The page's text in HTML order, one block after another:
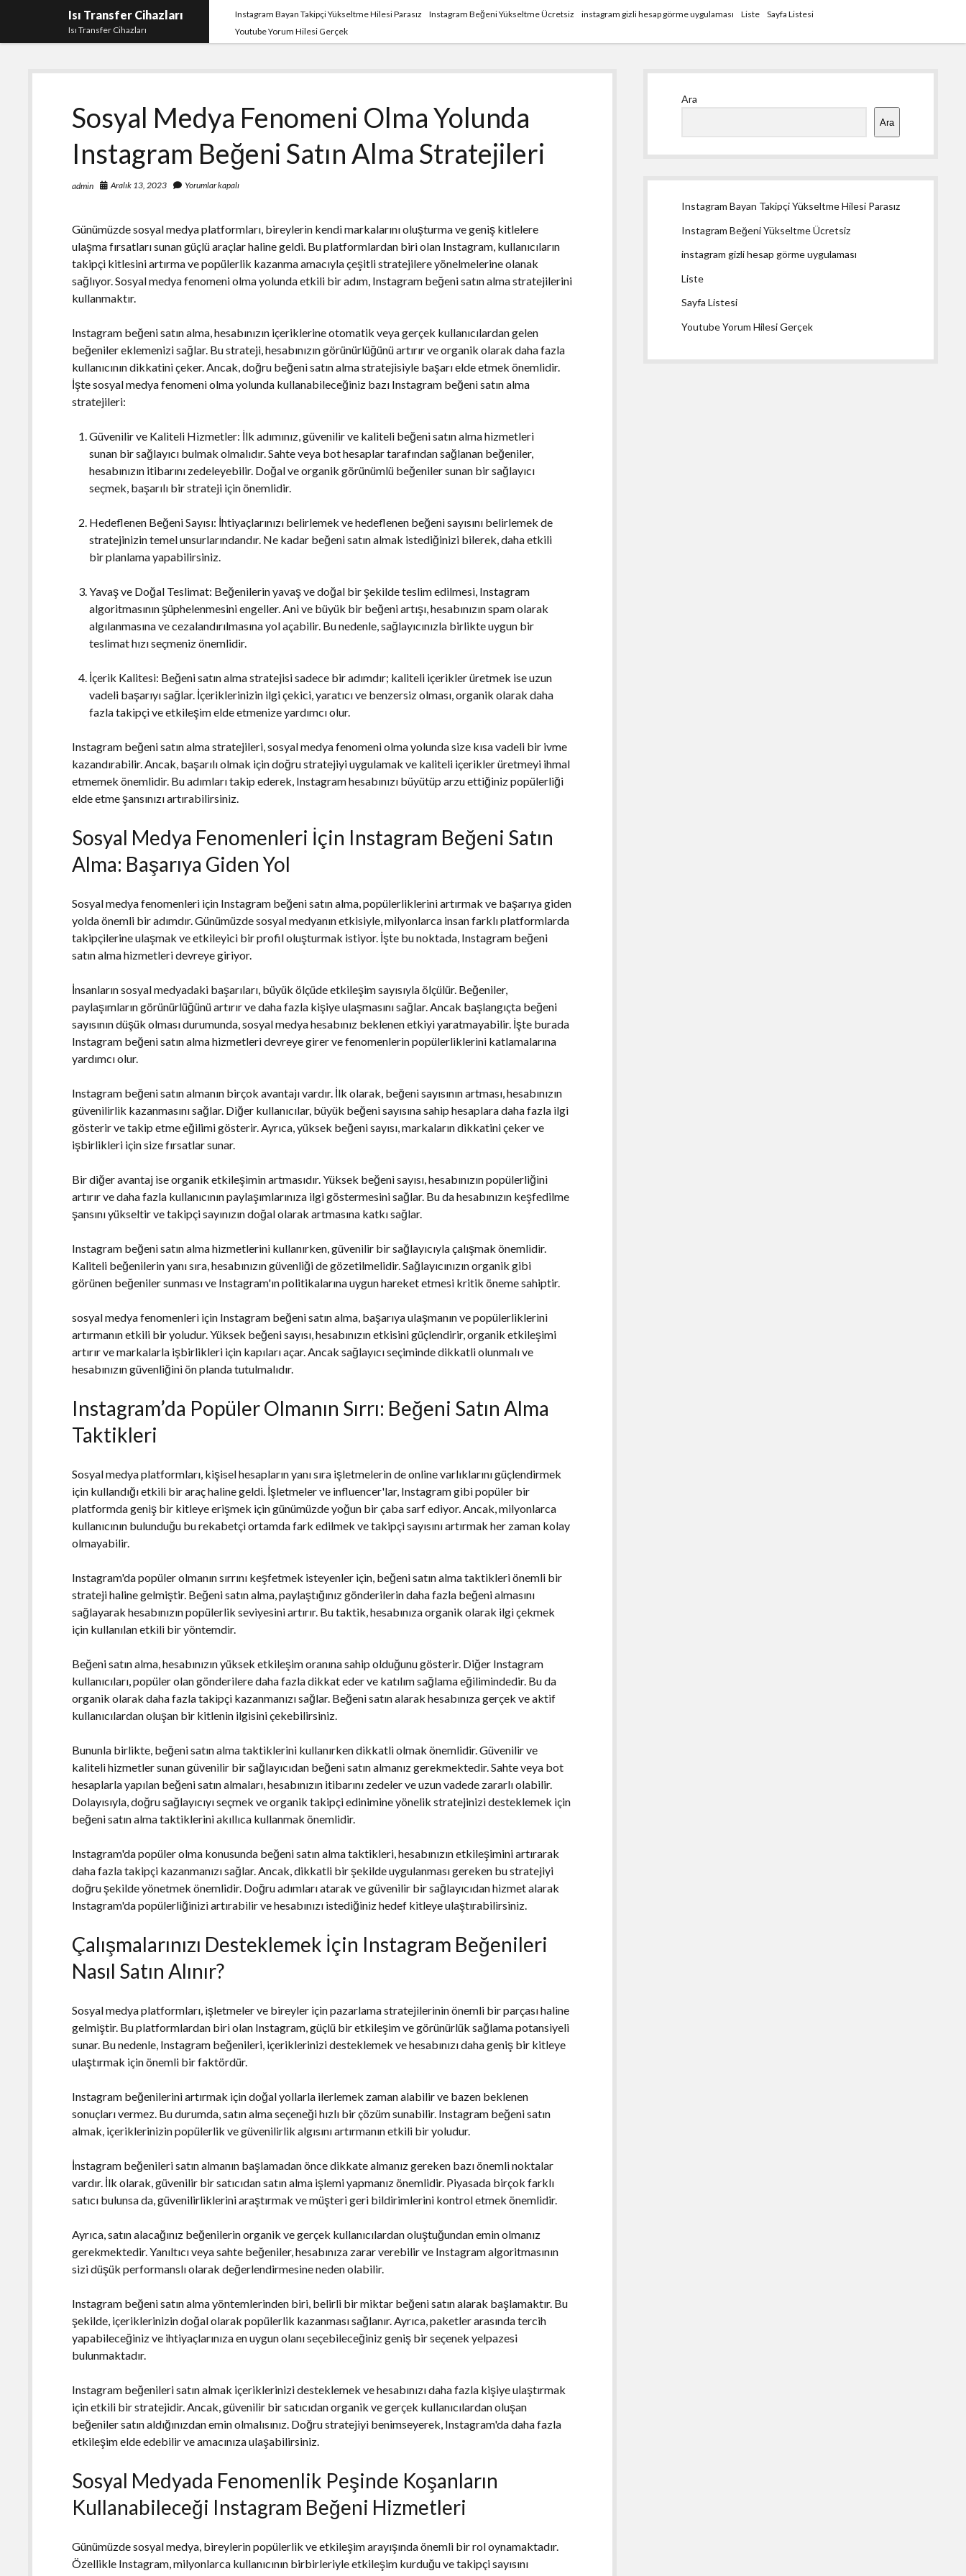
Isı Transfer Cihazları
Isı Transfer Cihazları
Instagram Bayan Takipçi Yükseltme Hilesi Parasız Instagram Beğeni Yükseltme Ücretsiz instagram gizli hesap görme uygulaması Liste
Sayfa Listesi
Youtube Yorum Hilesi Gerçek
Sosyal Medya Fenomeni Olma Yolunda
Instagram Beğeni Satın Alma Stratejileri
admin Aralık 13, 2023 Yorumlar kapalı
Günümüzde sosyal medya platformları, bireylerin kendi markalarını oluşturma ve geniş kitlelere
ulaşma fırsatları sunan güçlü araçlar haline geldi. Bu platformlardan biri olan Instagram, kullanıcıların
takipçi kitlesini artırma ve popülerlik kazanma amacıyla çeşitli stratejilere yönelmelerine olanak
sağlıyor. Sosyal medya fenomeni olma yolunda etkili bir adım, Instagram beğeni satın alma stratejilerini
kullanmaktır.
Instagram beğeni satın alma, hesabınızın içeriklerine otomatik veya gerçek kullanıcılardan gelen
beğeniler eklemenizi sağlar. Bu strateji, hesabınızın görünürlüğünü artırır ve organik olarak daha fazla
kullanıcının dikkatini çeker. Ancak, doğru beğeni satın alma stratejisiyle başarı elde etmek önemlidir.
İşte sosyal medya fenomeni olma yolunda kullanabileceğiniz bazı Instagram beğeni satın alma
stratejileri:
Güvenilir ve Kaliteli Hizmetler: İlk adımınız, güvenilir ve kaliteli beğeni satın alma hizmetleri
sunan bir sağlayıcı bulmak olmalıdır. Sahte veya bot hesaplar tarafından sağlanan beğeniler,
hesabınızın itibarını zedeleyebilir. Doğal ve organik görünümlü beğeniler sunan bir sağlayıcı
seçmek, başarılı bir strateji için önemlidir.
Hedeflenen Beğeni Sayısı: İhtiyaçlarınızı belirlemek ve hedeflenen beğeni sayısını belirlemek de
stratejinizin temel unsurlarındandır. Ne kadar beğeni satın almak istediğinizi bilerek, daha etkili
bir planlama yapabilirsiniz.
Yavaş ve Doğal Teslimat: Beğenilerin yavaş ve doğal bir şekilde teslim edilmesi, Instagram
algoritmasının şüphelenmesini engeller. Ani ve büyük bir beğeni artışı, hesabınızın spam olarak
algılanmasına ve cezalandırılmasına yol açabilir. Bu nedenle, sağlayıcınızla birlikte uygun bir
teslimat hızı seçmeniz önemlidir.
İçerik Kalitesi: Beğeni satın alma stratejisi sadece bir adımdır; kaliteli içerikler üretmek ise uzun
vadeli başarıyı sağlar. İçeriklerinizin ilgi çekici, yaratıcı ve benzersiz olması, organik olarak daha
fazla takipçi ve etkileşim elde etmenize yardımcı olur.
Instagram beğeni satın alma stratejileri, sosyal medya fenomeni olma yolunda size kısa vadeli bir ivme
kazandırabilir. Ancak, başarılı olmak için doğru stratejiyi uygulamak ve kaliteli içerikler üretmeyi ihmal
etmemek önemlidir. Bu adımları takip ederek, Instagram hesabınızı büyütüp arzu ettiğiniz popülerliği
elde etme şansınızı artırabilirsiniz.
Sosyal Medya Fenomenleri İçin Instagram Beğeni Satın
Alma: Başarıya Giden Yol
Sosyal medya fenomenleri için Instagram beğeni satın alma, popülerliklerini artırmak ve başarıya giden
yolda önemli bir adımdır. Günümüzde sosyal medyanın etkisiyle, milyonlarca insan farklı platformlarda
takipçilerine ulaşmak ve etkileyici bir profil oluşturmak istiyor. İşte bu noktada, Instagram beğeni
satın alma hizmetleri devreye giriyor.
İnsanların sosyal medyadaki başarıları, büyük ölçüde etkileşim sayısıyla ölçülür. Beğeniler,
paylaşımların görünürlüğünü artırır ve daha fazla kişiye ulaşmasını sağlar. Ancak başlangıçta beğeni
sayısının düşük olması durumunda, sosyal medya hesabınız beklenen etkiyi yaratmayabilir. İşte burada
Instagram beğeni satın alma hizmetleri devreye girer ve fenomenlerin popülerliklerini katlamalarına
yardımcı olur.
Instagram beğeni satın almanın birçok avantajı vardır. İlk olarak, beğeni sayısının artması, hesabınızın
güvenilirlik kazanmasını sağlar. Diğer kullanıcılar, büyük beğeni sayısına sahip hesaplara daha fazla ilgi
gösterir ve takip etme eğilimi gösterir. Ayrıca, yüksek beğeni sayısı, markaların dikkatini çeker ve
işbirlikleri için size fırsatlar sunar.
Bir diğer avantaj ise organik etkileşimin artmasıdır. Yüksek beğeni sayısı, hesabınızın popülerliğini
artırır ve daha fazla kullanıcının paylaşımlarınıza ilgi göstermesini sağlar. Bu da hesabınızın keşfedilme
şansını yükseltir ve takipçi sayınızın doğal olarak artmasına katkı sağlar.
Instagram beğeni satın alma hizmetlerini kullanırken, güvenilir bir sağlayıcıyla çalışmak önemlidir.
Kaliteli beğenilerin yanı sıra, hesabınızın güvenliği de gözetilmelidir. Sağlayıcınızın organik gibi
görünen beğeniler sunması ve Instagram'ın politikalarına uygun hareket etmesi kritik öneme sahiptir.
sosyal medya fenomenleri için Instagram beğeni satın alma, başarıya ulaşmanın ve popülerliklerini
artırmanın etkili bir yoludur. Yüksek beğeni sayısı, hesabınızın etkisini güçlendirir, organik etkileşimi
artırır ve markalarla işbirlikleri için kapıları açar. Ancak sağlayıcı seçiminde dikkatli olunmalı ve
hesabınızın güvenliğini ön planda tutulmalıdır.
Instagram’da Popüler Olmanın Sırrı: Beğeni Satın Alma
Taktikleri
Sosyal medya platformları, kişisel hesapların yanı sıra işletmelerin de online varlıklarını güçlendirmek
için kullandığı etkili bir araç haline geldi. İşletmeler ve influencer'lar, Instagram gibi popüler bir
platformda geniş bir kitleye erişmek için günümüzde yoğun bir çaba sarf ediyor. Ancak, milyonlarca
kullanıcının bulunduğu bu rekabetçi ortamda fark edilmek ve takipçi sayısını artırmak her zaman kolay
olmayabilir.
Instagram'da popüler olmanın sırrını keşfetmek isteyenler için, beğeni satın alma taktikleri önemli bir
strateji haline gelmiştir. Beğeni satın alma, paylaştığınız gönderilerin daha fazla beğeni almasını
sağlayarak hesabınızın popülerlik seviyesini artırır. Bu taktik, hesabınıza organik olarak ilgi çekmek
için kullanılan etkili bir yöntemdir.
Beğeni satın alma, hesabınızın yüksek etkileşim oranına sahip olduğunu gösterir. Diğer Instagram
kullanıcıları, popüler olan gönderilere daha fazla dikkat eder ve katılım sağlama eğilimindedir. Bu da
organik olarak daha fazla takipçi kazanmanızı sağlar. Beğeni satın alarak hesabınıza gerçek ve aktif
kullanıcılardan oluşan bir kitlenin ilgisini çekebilirsiniz.
Bununla birlikte, beğeni satın alma taktiklerini kullanırken dikkatli olmak önemlidir. Güvenilir ve
kaliteli hizmetler sunan güvenilir bir sağlayıcıdan beğeni satın almanız gerekmektedir. Sahte veya bot
hesaplarla yapılan beğeni satın almaları, hesabınızın itibarını zedeler ve uzun vadede zararlı olabilir.
Dolayısıyla, doğru sağlayıcıyı seçmek ve organik takipçi edinimine yönelik stratejinizi desteklemek için
beğeni satın alma taktiklerini akıllıca kullanmak önemlidir.
Instagram'da popüler olma konusunda beğeni satın alma taktikleri, hesabınızın etkileşimini artırarak
daha fazla takipçi kazanmanızı sağlar. Ancak, dikkatli bir şekilde uygulanması gereken bu stratejiyi
doğru şekilde yönetmek önemlidir. Doğru adımları atarak ve güvenilir bir sağlayıcıdan hizmet alarak
Instagram'da popülerliğinizi artırabilir ve hesabınızı istediğiniz hedef kitleye ulaştırabilirsiniz.
Çalışmalarınızı Desteklemek İçin Instagram Beğenileri
Nasıl Satın Alınır?
Sosyal medya platformları, işletmeler ve bireyler için pazarlama stratejilerinin önemli bir parçası haline
gelmiştir. Bu platformlardan biri olan Instagram, güçlü bir etkileşim ve görünürlük sağlama potansiyeli
sunar. Bu nedenle, Instagram beğenileri, içeriklerinizi desteklemek ve hesabınızı daha geniş bir kitleye
ulaştırmak için önemli bir faktördür.
Instagram beğenilerini artırmak için doğal yollarla ilerlemek zaman alabilir ve bazen beklenen
sonuçları vermez. Bu durumda, satın alma seçeneği hızlı bir çözüm sunabilir. Instagram beğeni satın
almak, içeriklerinizin popülerlik ve güvenilirlik algısını artırmanın etkili bir yoludur.
İnstagram beğenileri satın almanın başlamadan önce dikkate almanız gereken bazı önemli noktalar
vardır. İlk olarak, güvenilir bir satıcıdan satın alma işlemi yapmanız önemlidir. Piyasada birçok farklı
satıcı bulunsa da, güvenilirliklerini araştırmak ve müşteri geri bildirimlerini kontrol etmek önemlidir.
Ayrıca, satın alacağınız beğenilerin organik ve gerçek kullanıcılardan oluştuğundan emin olmanız
gerekmektedir. Yanıltıcı veya sahte beğeniler, hesabınıza zarar verebilir ve Instagram algoritmasının
sizi düşük performanslı olarak değerlendirmesine neden olabilir.
Instagram beğeni satın alma yöntemlerinden biri, belirli bir miktar beğeni satın alarak başlamaktır. Bu
şekilde, içeriklerinizin doğal olarak popülerlik kazanması sağlanır. Ayrıca, paketler arasında tercih
yapabileceğiniz ve ihtiyaçlarınıza en uygun olanı seçebileceğiniz geniş bir seçenek yelpazesi
bulunmaktadır.
Instagram beğenileri satın almak içeriklerinizi desteklemek ve hesabınızı daha fazla kişiye ulaştırmak
için etkili bir stratejidir. Ancak, güvenilir bir satıcıdan organik ve gerçek kullanıcılardan oluşan
beğeniler satın aldığınızdan emin olmalısınız. Doğru stratejiyi benimseyerek, Instagram'da daha fazla
etkileşim elde edebilir ve amacınıza ulaşabilirsiniz.
Sosyal Medyada Fenomenlik Peşinde Koşanların
Kullanabileceği Instagram Beğeni Hizmetleri
Günümüzde sosyal medya, bireylerin popülerlik ve etkileşim arayışında önemli bir rol oynamaktadır.
Özellikle Instagram, milyonlarca kullanıcının birbirleriyle etkileşim kurduğu ve takipçi sayısını
Ara
Ara
Instagram Bayan Takipçi Yükseltme Hilesi Parasız
Instagram Beğeni Yükseltme Ücretsiz
instagram gizli hesap görme uygulaması
Liste
Sayfa Listesi
Youtube Yorum Hilesi Gerçek